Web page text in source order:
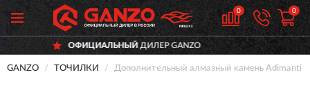
0 0
ОФИЦИАЛЬНЫЙДИЛЕР GANZO
GANZO ТОЧИЛКИ Дополнительный алмазный камень Adimanti